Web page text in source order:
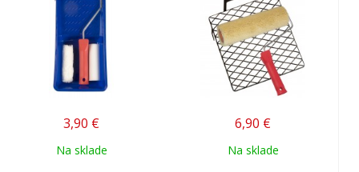
3,90 €
Na sklade
6,90 €
Na sklade